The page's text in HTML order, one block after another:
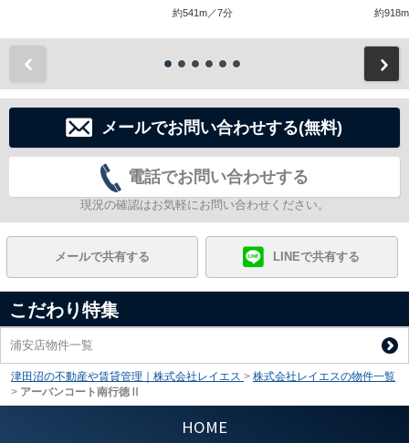
約541m／7分 約
メールでお問い合わせする(無料)
電話でお問い合わせする
現況の確認はお気軽にお問い合わせください。
メールで共有する LINEで共有する
こだわり特集
浦安店物件一覧
津田沼の不動産や賃貸管理｜株式会社レイエス > 株式会社レイエスの物件一覧
> アーバンコート南行徳Ⅱ
HOME